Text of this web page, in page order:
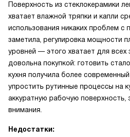
Поверхность из стеклокерамики
хватает влажной тряпки и капли
использования никаких проблем с
заметила, регулировка мощности
уровней — этого хватает для
довольна покупкой: готовить
кухня получила более
упростить рутинные процессы на
аккуратную рабочую поверхность,
внимания.
Недостатки: